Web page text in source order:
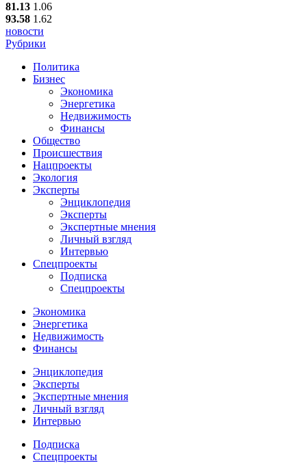
81.13 1.06
93.58 1.62
новости
Рубрики
Политика
Бизнес
Экономика
Энергетика
Недвижимость
Финансы
Общество
Происшествия
Нацпроекты
Экология
Эксперты
Энциклопедия
Эксперты
Экспертные мнения
Личный взгляд
Интервью
Спецпроекты
Подписка
Спецпроекты
Экономика
Энергетика
Недвижимость
Финансы
Энциклопедия
Эксперты
Экспертные мнения
Личный взгляд
Интервью
Подписка
Спецпроекты